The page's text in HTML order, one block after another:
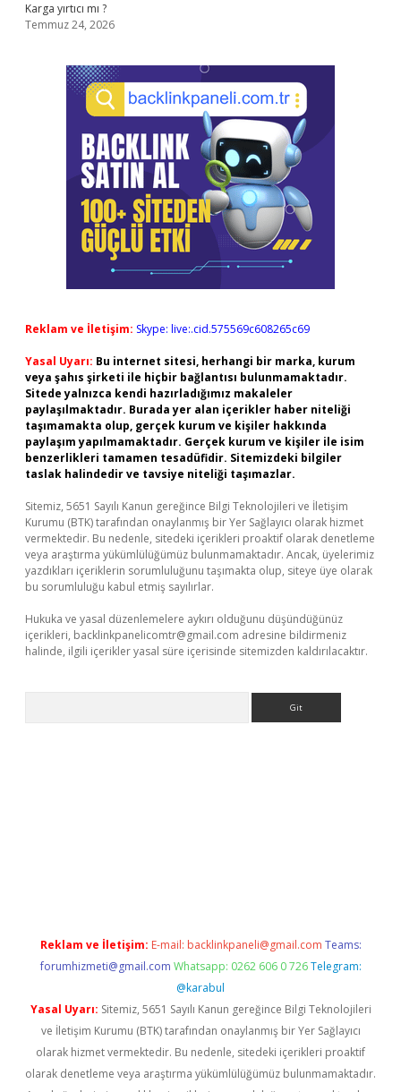
Karga yırtıcı mı ?
Temmuz 24, 2026
Reklam ve İletişim: Skype: live:.cid.575569c608265c69
Yasal Uyarı: Bu internet sitesi, herhangi bir marka, kurum
veya şahıs şirketi ile hiçbir bağlantısı bulunmamaktadır.
Sitede yalnızca kendi hazırladığımız makaleler
paylaşılmaktadır. Burada yer alan içerikler haber niteliği
taşımamakta olup, gerçek kurum ve kişiler hakkında
paylaşım yapılmamaktadır. Gerçek kurum ve kişiler ile isim
benzerlikleri tamamen tesadüfidir. Sitemizdeki bilgiler
taslak halindedir ve tavsiye niteliği taşımazlar.
Sitemiz, 5651 Sayılı Kanun gereğince Bilgi Teknolojileri ve İletişim
Kurumu (BTK) tarafından onaylanmış bir Yer Sağlayıcı olarak hizmet
vermektedir. Bu nedenle, sitedeki içerikleri proaktif olarak denetleme
veya araştırma yükümlülüğümüz bulunmamaktadır. Ancak, üyelerimiz
yazdıkları içeriklerin sorumluluğunu taşımakta olup, siteye üye olarak
bu sorumluluğu kabul etmiş sayılırlar.
Hukuka ve yasal düzenlemelere aykırı olduğunu düşündüğünüz
içerikleri, backlinkpanelicomtr@gmail.com adresine bildirmeniz
halinde, ilgili içerikler yasal süre içerisinde sitemizden kaldırılacaktır.
Reklam ve İletişim: E-mail: backlinkpaneli@gmail.com Teams:
forumhizmeti@gmail.com Whatsapp: 0262 606 0 726 Telegram:
@karabul
Yasal Uyarı: Sitemiz, 5651 Sayılı Kanun gereğince Bilgi Teknolojileri
ve İletişim Kurumu (BTK) tarafından onaylanmış bir Yer Sağlayıcı
olarak hizmet vermektedir. Bu nedenle, sitedeki içerikleri proaktif
olarak denetleme veya araştırma yükümlülüğümüz bulunmamaktadır.